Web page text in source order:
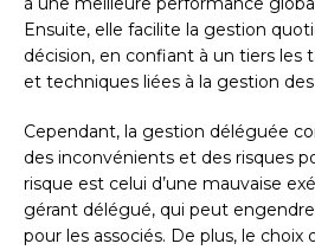
Ensuite, elle facilite la gestion
décision, en confiant à un tiers les
et techniques liées à la gestion
Cependant, la gestion déléguée
des inconvénients et des risques
risque est celui d’une mauvaise
gérant délégué, qui peut
pour les associés. De plus, le choix